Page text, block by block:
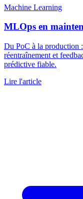
Machine Learning
MLOps en
Du PoC à la production
réentraînement et
prédictive fiable.
Lire l'article